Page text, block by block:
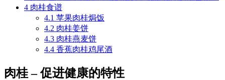
4 肉桂食谱
4.1 苹果肉桂焗饭
4.2 肉桂姜饼
4.3 肉桂燕麦饼
4.4 香蕉肉桂鸡尾酒
肉桂 – 促进健康的特性